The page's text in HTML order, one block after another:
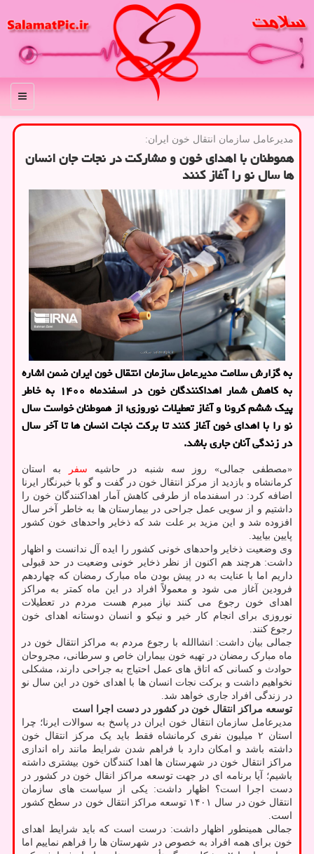
منو
مدیرعامل سازمان انتقال خون ایران:
هموطنان با اهدای خون و مشارکت در نجات جان انسان
ها سال نو را آغاز کنند
به گزارش سلامت مدیرعامل سازمان انتقال خون ایران ضمن اشاره
به کاهش شمار اهداکنندگان خون در اسفندماه ۱۴۰۰ به خاطر
پیک ششم کرونا و آغاز تعطیلات نوروزی؛ از هموطنان خواست سال
نو را با اهدای خون آغاز کنند تا برکت نجات انسان ها تا آخر سال
در زندگی آنان جاری باشد.
«مصطفی جمالی» روز سه شنبه در حاشیه سفر
به استان
کرمانشاه و بازدید از مرکز انتقال خون در گفت و گو با خبرنگار ایرنا
اضافه کرد: در اسفندماه از طرفی کاهش آمار اهداکنندگان خون را
داشتیم و از سویی عمل جراحی در بیمارستان ها به خاطر آخر سال
افزوده شد و این مزید بر علت شد که ذخایر واحدهای خون کشور
پایین بیایید.
وی وضعیت ذخایر واحدهای خونی کشور را ایده آل ندانست و اظهار
داشت: هرچند هم اکنون از نظر ذخایر خونی وضعیت در حد قبولی
داریم اما با عنایت به در پیش بودن ماه مبارک رمضان که چهاردهم
فرودین آغاز می شود و معمولاً افراد در این ماه کمتر به مراکز
اهدای خون رجوع می کنند نیاز مبرم هست مردم در تعطیلات
نوروزی برای انجام کار خیر و نیکو و انسان دوستانه اهدای خون
رجوع کنند.
جمالی بیان داشت: انشاالله با رجوع مردم به مراکز انتقال خون در
ماه مبارک رمضان در تهیه خون بیماران خاص و سرطانی، مجروحان
حوادث و کسانی که اتاق های عمل احتیاج به جراحی دارند، مشکلی
نخواهیم داشت و برکت نجات انسان ها با اهدای خون در این سال نو
در زندگی افراد جاری خواهد شد.
توسعه مراکز انتقال خون در کشور در دست اجرا است
مدیرعامل سازمان انتقال خون ایران در پاسخ به سوالات ایرنا؛ چرا
استان ۲ میلیون نفری کرمانشاه فقط باید یک مرکز انتقال خون
داشته باشد و امکان دارد با فراهم شدن شرایط مانند راه اندازی
مراکز انتقال خون در شهرستان ها اهدا کنندگان خون بیشتری داشته
باشیم؛ آیا برنامه ای در جهت توسعه مراکز انقال خون در کشور در
دست اجرا است؟ اظهار داشت: یکی از سیاست های سازمان
انتقال خون در سال ۱۴۰۱ توسعه مراکز انتقال خون در سطح کشور
است.
جمالی همینطور اظهار داشت: درست است که باید شرایط اهدای
خون برای همه افراد به خصوص در شهرستان ها را فراهم نماییم اما